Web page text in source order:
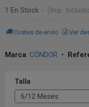
1 En Stock - (Imp.
Costes de envío Ver
Marca: CÓNDOR •
Talla